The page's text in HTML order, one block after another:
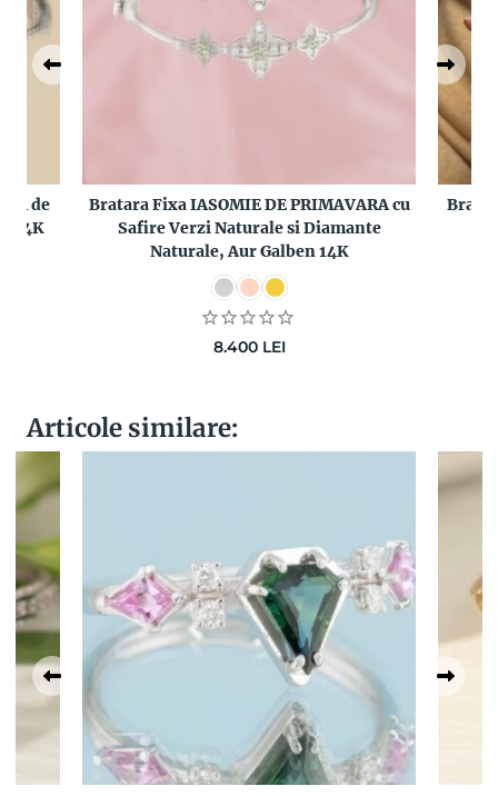
24 de
14K
Bratara Fixa IASOMIE DE PRIMAVARA cu
Safire Verzi Naturale si Diamante
Naturale, Aur Galben 14K
8.400 LEI
Articole similare: